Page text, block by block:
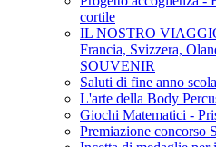
cortile
IL NOSTRO
Francia, Svizzera,
SOUVENIR
Saluti di fine anno
L'arte della Body
Giochi Matematici -
Premiazione concorso